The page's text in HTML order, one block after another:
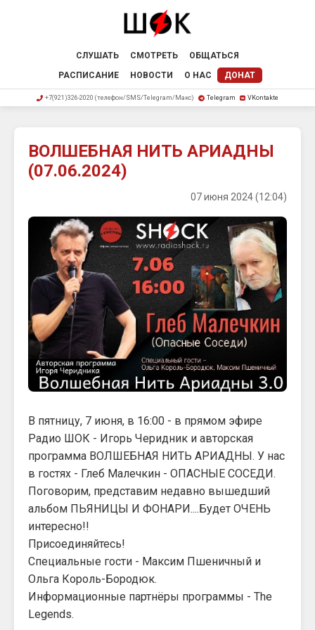
СЛУШАТЬ СМОТРЕТЬ
ОБЩАТЬСЯ
РАСПИСАНИЕ
НОВОСТИ О НАС ДОНАТ
+7(921)326-2020 (телефон/SMS/Telegram/Макс) Telegram VKontakte
ВОЛШЕБНАЯ НИТЬ АРИАДНЫ
(07.06.2024)
07 июня 2024 (12:04)
В пятницу, 7 июня, в 16:00 - в прямом эфире
Радио ШОК - Игорь Черидник и авторская
программа ВОЛШЕБНАЯ НИТЬ АРИАДНЫ. У нас
в гостях - Глеб Малечкин - ОПАСНЫЕ СОСЕДИ.
Поговорим, представим недавно вышедший
альбом ПЬЯНИЦЫ И ФОНАРИ....Будет ОЧЕНЬ
интересно!!
Присоединяйтесь!
Специальные гости - Максим Пшеничный и
Ольга Король-Бородюк.
Информационные партнёры программы - The
Legends.